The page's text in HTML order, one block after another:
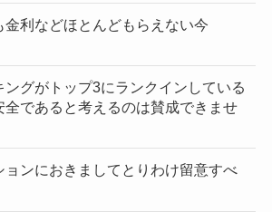
利などほとんどもらえない今
ングがトップ3にランクインしている
全であると考えるのは賛成できませ
ョンにおきましてとりわけ留意すべ